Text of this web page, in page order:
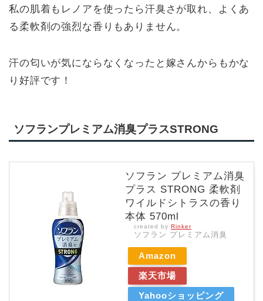
私の肌着もレノアを使ったら汗臭さが取れ、よくあ
る柔軟剤の強烈な香りもありません。
汗の匂いが気にならなくなったと嫁さんからもかな
り好評です！
ソフランプレミアム消臭プラスSTRONG
ソフラン プレミアム消臭
プラス STRONG 柔軟剤
ワイルドシトラスの香り
本体 570ml
created by Rinker
ソフラン プレミアム消臭
Amazon
楽天市場
Yahooショッピング